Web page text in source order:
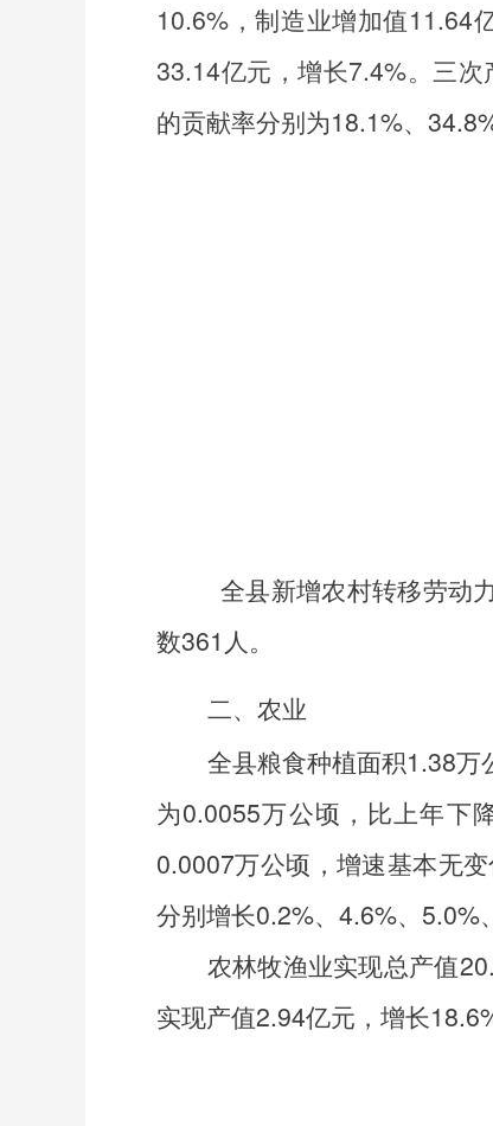
10.6% ，制造业增加值11.64
33.14亿元，增长7.4%。三
的贡献率分别为18.1%、
全县新增农村转移劳动
数361 人。
二、农业
全县粮食种植面积1.38万
为0.0055万公顷，比上年下
0.0007万公顷，增速基本无
分别增长0.2%、 4.6%、 5.0%、
农林牧渔业实现总产值
实现产值2.94亿元，增长